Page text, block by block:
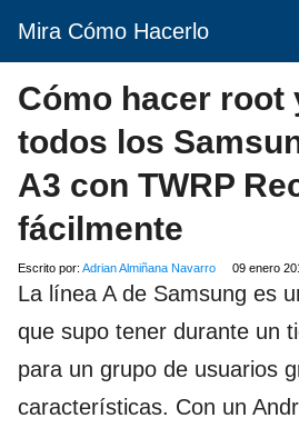
Mira Cómo Hacerlo
Cómo hacer root
todos los
A3 con TWRP
fácilmente
Escrito por: Adrian Almiñana Navarro 09 enero
La línea A de Samsung es
que supo tener durante un
para un grupo de usuarios
características. Con un